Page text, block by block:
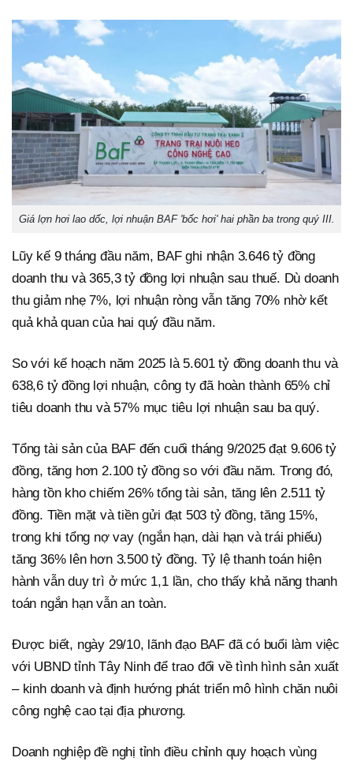
Giá lợn hơi lao dốc, lợi nhuận BAF 'bốc hơi' hai phần ba trong quý III.
Lũy kế 9 tháng đầu năm, BAF ghi nhận 3.646 tỷ đồng
doanh thu và 365,3 tỷ đồng lợi nhuận sau thuế. Dù doanh
thu giảm nhẹ 7%, lợi nhuận ròng vẫn tăng 70% nhờ kết
quả khả quan của hai quý đầu năm.
So với kế hoạch năm 2025 là 5.601 tỷ đồng doanh thu và
638,6 tỷ đồng lợi nhuận, công ty đã hoàn thành 65% chỉ
tiêu doanh thu và 57% mục tiêu lợi nhuận sau ba quý.
Tổng tài sản của BAF đến cuối tháng 9/2025 đạt 9.606 tỷ
đồng, tăng hơn 2.100 tỷ đồng so với đầu năm. Trong đó,
hàng tồn kho chiếm 26% tổng tài sản, tăng lên 2.511 tỷ
đồng. Tiền mặt và tiền gửi đạt 503 tỷ đồng, tăng 15%,
trong khi tổng nợ vay (ngắn hạn, dài hạn và trái phiếu)
tăng 36% lên hơn 3.500 tỷ đồng. Tỷ lệ thanh toán hiện
hành vẫn duy trì ở mức 1,1 lần, cho thấy khả năng thanh
toán ngắn hạn vẫn an toàn.
Được biết, ngày 29/10, lãnh đạo BAF đã có buổi làm việc
với UBND tỉnh Tây Ninh để trao đổi về tình hình sản xuất
– kinh doanh và định hướng phát triển mô hình chăn nuôi
công nghệ cao tại địa phương.
Doanh nghiệp đề nghị tỉnh điều chỉnh quy hoạch vùng